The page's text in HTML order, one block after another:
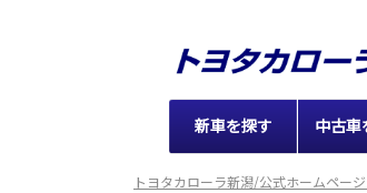
新車を探す 中古車
トヨタカローラ新潟/公式ホームペー